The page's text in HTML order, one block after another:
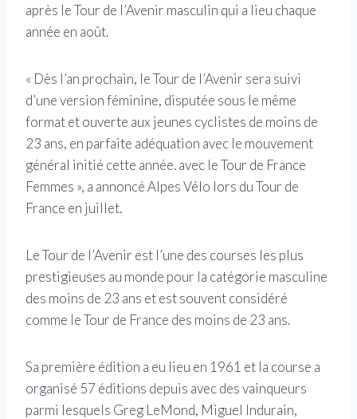
après le Tour de l’Avenir masculin qui a lieu chaque
année en août.
« Dès l’an prochain, le Tour de l’Avenir sera suivi
d’une version féminine, disputée sous le même
format et ouverte aux jeunes cyclistes de moins de
23 ans, en parfaite adéquation avec le mouvement
général initié cette année. avec le Tour de France
Femmes », a annoncé Alpes Vélo lors du Tour de
France en juillet.
Le Tour de l’Avenir est l’une des courses les plus
prestigieuses au monde pour la catégorie masculine
des moins de 23 ans et est souvent considéré
comme le Tour de France des moins de 23 ans.
Sa première édition a eu lieu en 1961 et la course a
organisé 57 éditions depuis avec des vainqueurs
parmi lesquels Greg LeMond, Miguel Indurain,